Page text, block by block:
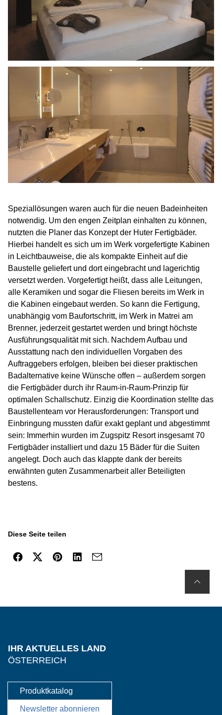
Speziallösungen waren auch für die neuen Badeinheiten
notwendig. Um den engen Zeitplan einhalten zu können,
nutzten die Planer das Konzept der Huter Fertigbäder.
Hierbei handelt es sich um im Werk vorgefertigte Kabinen
in Leichtbauweise, die als kompakte Einheit auf die
Baustelle geliefert und dort eingebracht und lagerichtig
versetzt werden. Vorgefertigt heißt, dass alle Leitungen,
alle Keramiken und sogar die Fliesen bereits im Werk in
die Kabinen eingebaut werden. So kann die Fertigung,
unabhängig vom Baufortschritt, im Werk in Matrei am
Brenner, jederzeit gestartet werden und bringt höchste
Ausführungsqualität mit sich. Nachdem Aufbau und
Ausstattung nach den individuellen Vorgaben des
Auftraggebers erfolgen, bleiben bei dieser praktischen
Badalternative keine Wünsche offen – außerdem sorgen
die Fertigbäder durch ihr Raum-in-Raum-Prinzip für
optimalen Schallschutz. Einzig die Koordination stellte das
Baustellenteam vor Herausforderungen: Transport und
Einbringung mussten dafür exakt geplant und abgestimmt
sein: Immerhin wurden im Zugspitz Resort insgesamt 70
Fertigbäder installiert und dazu 15 Bäder für die Suiten
angelegt. Doch auch das klappte dank der bereits
erwähnten guten Zusammenarbeit aller Beteiligten
bestens.
Diese Seite teilen
IHR AKTUELLES LAND
ÖSTERREICH
Produktkatalog
Newsletter abonnieren